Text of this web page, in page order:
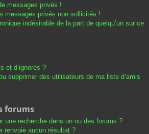
messages privés !
messages privés non sollicités !
indésirable de la part de quelqu’un sur ce
et d’ignorés ?
supprimer des utilisateurs de ma liste d’amis
forums
une recherche dans un ou des forums ?
renvoie aucun résultat ?